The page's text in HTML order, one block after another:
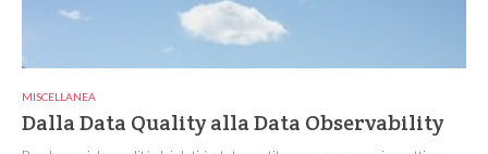
MISCELLANEA
Dalla Data Quality alla Data Observability